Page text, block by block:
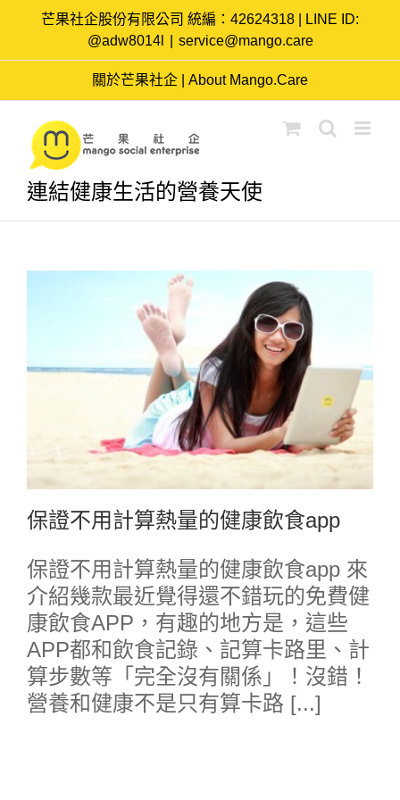
content
芒果社企股份有限公司 統編：42624318 | LINE ID:
@adw8014l
service@mango.care
關於芒果社企 | About Mango.Care
連結健康生活的營養天使
保證不用計算熱量的健康飲食app
保證不用計算熱量的健康飲食app 來
介紹幾款最近覺得還不錯玩的免費健
康飲食APP，有趣的地方是，這些
APP都和飲食記錄、記算卡路里、計
算步數等「完全沒有關係」！沒錯！
營養和健康不是只有算卡路 [...]